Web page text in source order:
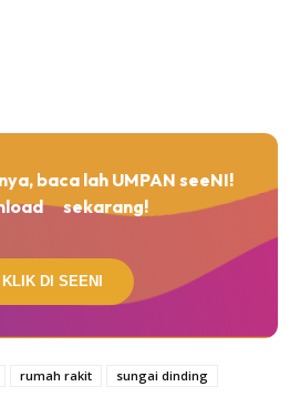
baca lah UMPAN seeNI!
sekarang!
KLIK DI SEENI
rumah rakit sungai dinding